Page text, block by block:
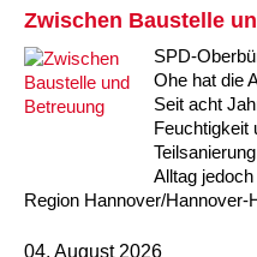
Kindertagesstätte
Kindertagesstätte
“Mäuseburg” /
Kindertagesstätte
Kindertagesstätte
Kindertagesstätte
Kindertagesstätte
Kindertagesstätte
Kindertagesstätte
Zwischen Baustelle
SPD-
Ohe hat die
Seit acht
Feuchtigkeit
Alltag
Region Hannover/Hannover-
04. August 2026